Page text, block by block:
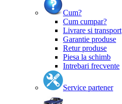
Cum?
Cum cumpar?
Livrare si transport
Garantie produse
Retur produse
Piesa la schimb
Intrebari frecvente
Service partener